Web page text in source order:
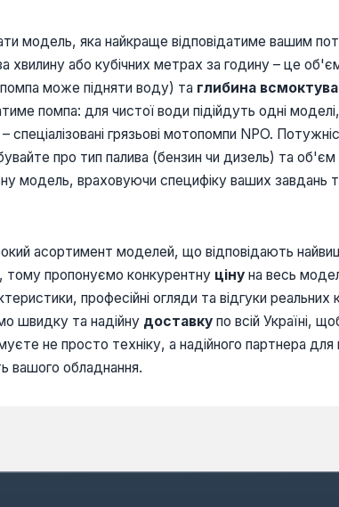
модель, яка найкраще відповідатиме вашим
хвилину або кубічних метрах за годину – це
може підняти воду) та глибина
помпа: для чистої води підійдуть одні
грязьові мотопомпи NPO.
про тип палива (бензин чи дизель) та
модель, враховуючи специфіку ваших завдань
асортимент моделей, що відповідають
тому пропонуємо конкурентну ціну на весь
професійні огляди та відгуки реальних
швидку та надійну доставку по всій Україні,
не просто техніку, а надійного партнера для
вашого обладнання.